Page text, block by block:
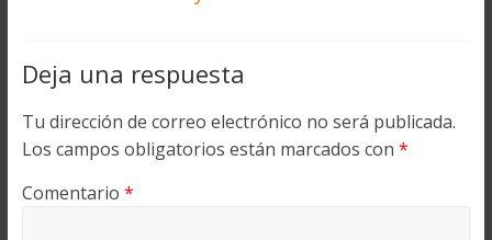
Deja una respuesta
Tu dirección de correo electrónico no será publicada.
Los campos obligatorios están marcados con *
Comentario *